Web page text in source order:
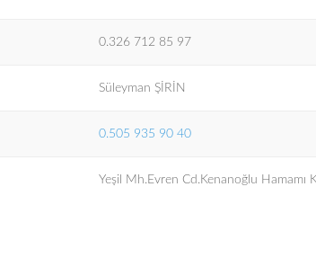
0.326 712 85 97
Süleyman ŞİRİN
0.505 935 90 40
Yeşil Mh.Evren Cd.Kenanoğlu Hamamı